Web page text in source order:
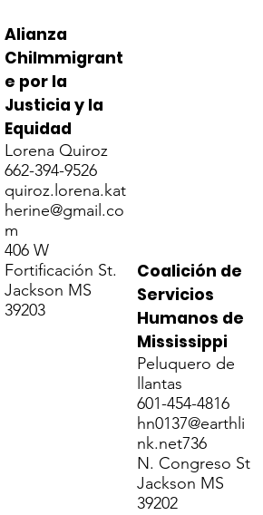
Alianza
ChiImmigrant
e por la
Justicia y la
Equidad
Lorena Quiroz
662-394-9526
quiroz.lorena.kat
herine@gmail.co
m
406 W
Fortificación St.
Jackson MS
39203
Coalición de
Servicios
Humanos de
Mississippi
Peluquero de
llantas
601-454-4816
hn0137@earthli
nk.net736
N. Congreso St
Jackson MS
39202